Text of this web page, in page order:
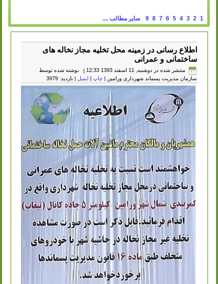
1
2
3
4
5
6
7
8
9 سایر مطالب ....
اطلاع رسانی در زمینه محل تخلیه مجاز نخاله های
ساختمانی و عمرانی
منتشر شده در دوشنبه, 11 اسفند 1393 12:33 |
نوشته شده توسط
سازمان مدیریت پسماند شهرداری ورامین | چاپ | ایمیل | بازدید: 3979